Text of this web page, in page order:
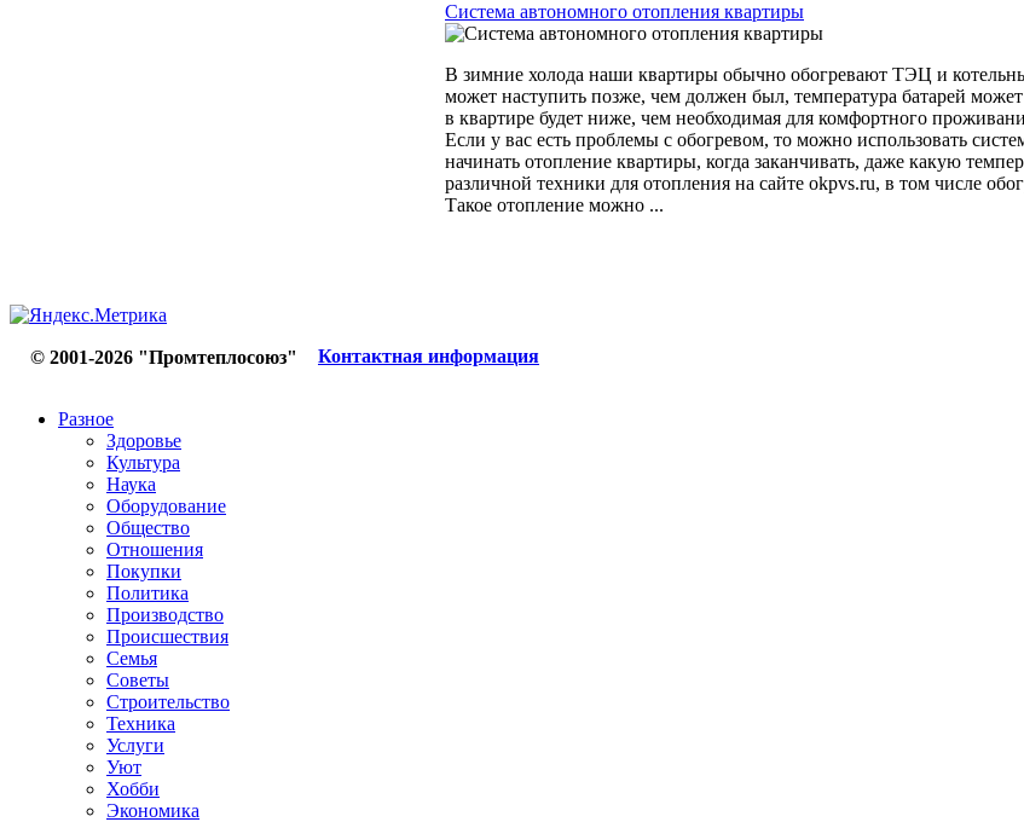
Система автономного отопления квартиры
В зимние холода наши квартиры обычно обогревают ТЭЦ и
может наступить позже, чем должен был, температура батарей
в квартире будет ниже, чем необходимая для комфортного
Если у вас есть проблемы с обогревом, то можно использовать
начинать отопление квартиры, когда заканчивать, даже какую
различной техники для отопления на сайте okpvs.ru, в том числе
Такое отопление можно ...
© 2001-2026 "Промтеплосоюз" Контактная информация
Разное
Здоровье
Культура
Наука
Оборудование
Общество
Отношения
Покупки
Политика
Производство
Происшествия
Семья
Советы
Строительство
Техника
Услуги
Уют
Хобби
Экономика